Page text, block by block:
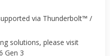
via Thunderbolt™ /
solutions, please visit
Gen 3